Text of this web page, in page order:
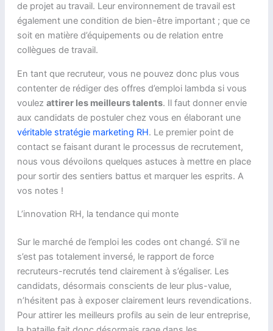
de projet au travail. Leur environnement de travail est
également une condition de bien-être important ; que ce
soit en matière d’équipements ou de relation entre
collègues de travail.
En tant que recruteur, vous ne pouvez donc plus vous
contenter de rédiger des offres d’emploi lambda si vous
voulez attirer les meilleurs talents. Il faut donner envie
aux candidats de postuler chez vous en élaborant une
véritable stratégie marketing RH. Le premier point de
contact se faisant durant le processus de recrutement,
nous vous dévoilons quelques astuces à mettre en place
pour sortir des sentiers battus et marquer les esprits. A
vos notes !
L’innovation RH, la tendance qui monte
Sur le marché de l’emploi les codes ont changé. S’il ne
s’est pas totalement inversé, le rapport de force
recruteurs-recrutés tend clairement à s’égaliser. Les
candidats, désormais conscients de leur plus-value,
n’hésitent pas à exposer clairement leurs revendications.
Pour attirer les meilleurs profils au sein de leur entreprise,